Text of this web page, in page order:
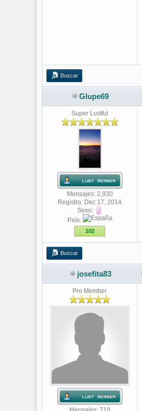
Buscar
Glupe69
Super Lustful
Mensajes: 2,930
Registro: Dec 17, 2014
Sexo:
País:
102
Buscar
josefita83
Pro Member